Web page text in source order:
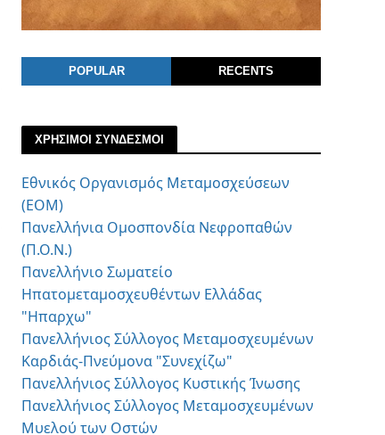
POPULAR RECENTS
ΧΡΗΣΙΜΟΙ ΣΥΝΔΕΣΜΟΙ
Εθνικός Οργανισμός Μεταμοσχεύσεων
(ΕΟΜ)
Πανελλήνια Ομοσπονδία Νεφροπαθών
(Π.Ο.Ν.)
Πανελλήνιο Σωματείο
Ηπατομεταμοσχευθέντων Ελλάδας
"Ηπαρχω"
Πανελλήνιος Σύλλογος Μεταμοσχευμένων
Καρδιάς-Πνεύμονα "Συνεχίζω"
Πανελλήνιος Σύλλογος Κυστικής Ίνωσης
Πανελλήνιος Σύλλογος Μεταμοσχευμένων
Μυελού των Οστών